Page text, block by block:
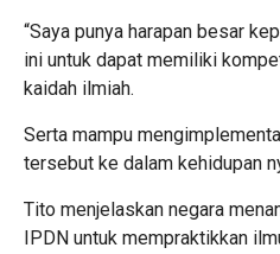
“Saya punya harapan besar
ini untuk dapat memiliki
kaidah ilmiah.
Serta mampu
tersebut ke dalam kehidupan
Tito menjelaskan negara
IPDN untuk mempraktikkan